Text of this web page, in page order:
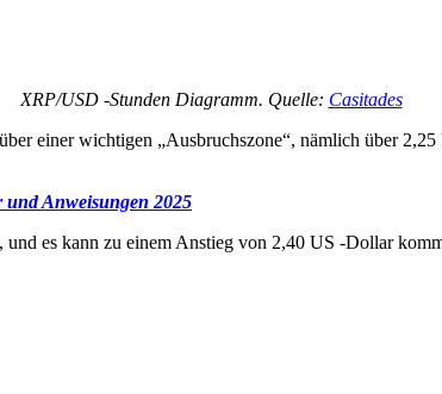
XRP/USD -Stunden Diagramm. Quelle: Casitades
einer wichtigen „Ausbruchszone“, nämlich über
und Anweisungen 2025
es kann zu einem Anstieg von 2,40 US -Dollar